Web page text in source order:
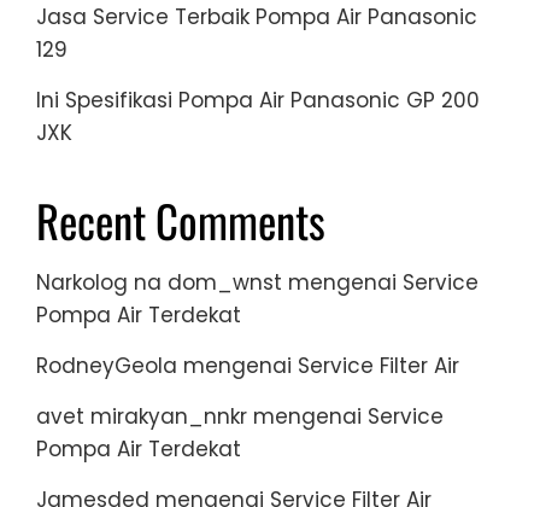
Jasa Service Terbaik Pompa Air Panasonic
129
Ini Spesifikasi Pompa Air Panasonic GP 200
JXK
Recent Comments
Narkolog na dom_wnst mengenai Service
Pompa Air Terdekat
RodneyGeola mengenai Service Filter Air
avet mirakyan_nnkr mengenai Service
Pompa Air Terdekat
Jamesded mengenai Service Filter Air